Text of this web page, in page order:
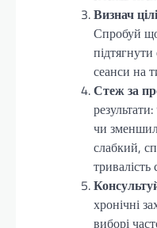
Визнач
Спробуй
сеанси на
Стеж за
чи
слабкий,
тривалість
хронічні
виборі